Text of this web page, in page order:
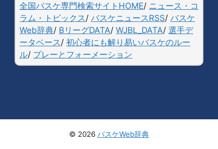
全国バスケ専門検索サイトHOME/ ニュース・コ
ラム・トピックス/ バスケニュースRSS/ バスケ
Web辞典/ BリーグDATA/ WJBL_DATA/ 選手デ
ータベース/ 初心者にも解り易いバスケのルー
ル/ プレーとフォーメーション
© 2026 バスケWeb辞典